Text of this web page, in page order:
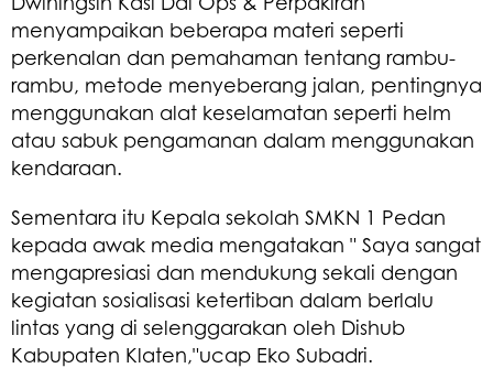
menyampaikan beberapa materi seperti
perkenalan dan pemahaman tentang rambu-
rambu, metode menyeberang jalan, pentingnya
menggunakan alat keselamatan seperti helm
atau sabuk pengamanan dalam menggunakan
kendaraan.
Sementara itu Kepala sekolah SMKN 1 Pedan
kepada awak media mengatakan " Saya sangat
mengapresiasi dan mendukung sekali dengan
kegiatan sosialisasi ketertiban dalam berlalu
lintas yang di selenggarakan oleh Dishub
Kabupaten Klaten,"ucap Eko Subadri.